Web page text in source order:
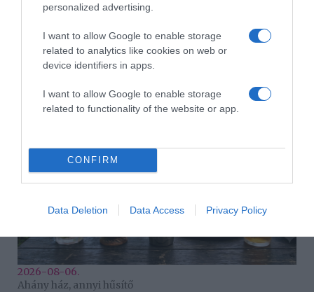
personalized advertising.
I want to allow Google to enable storage
related to analytics like cookies on web or
device identifiers in apps.
I want to allow Google to enable storage
related to functionality of the website or app.
CONFIRM
Data Deletion Data Access Privacy Policy
2026-08-06.
3 ok, amiért egy idősebb nő fiatalabb férfit választ
2026-08-06.
Ahány ház, annyi hűsítő